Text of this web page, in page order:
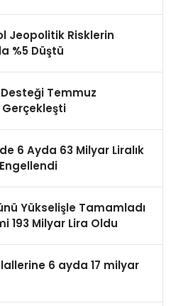
Jeopolitik Risklerin
%5 Düştü
Temmuz
6 Ayda 63 Milyar Liralık
Yükselişle Tamamladı
193 Milyar Lira Oldu
6 ayda 17 milyar